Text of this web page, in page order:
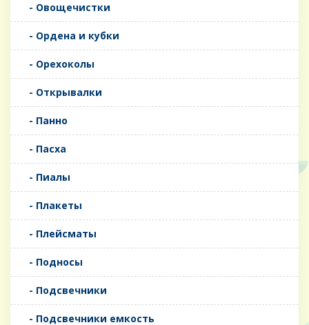
- Овощечистки
- Ордена и кубки
- Орехоколы
- Открывалки
- Панно
- Пасха
- Пиалы
- Плакеты
- Плейсматы
- Подносы
- Подсвечники
- Подсвечники емкость